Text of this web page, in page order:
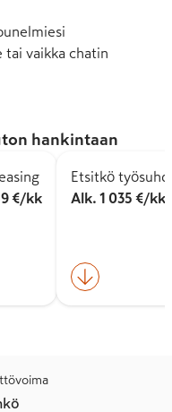
vaikka chatin
hankintaan
€/kk
Etsitkö
Alk. 1 035 €/kk